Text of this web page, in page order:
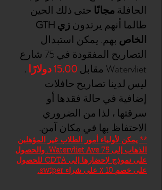
الحافلة مجانًا حتى ذلك الحين
طالما أنهم يرتدون
زي GTH
الخاص بهم. يمكن استبدال
التصاريح المفقودة في 75 شارع
Watervliet مقابل
15.00 دولارًا
.
ليس لدينا تصاريح حافلات
إضافية في حالة فقدها أو
سرقتها ، لذا من الضروري
الاحتفاظ بها في مكان آمن.
** يمكن لأولياء أمور الطلاب غير المؤهلين
الذهاب إلى 75 Watervliet Ave. والحصول
على نموذج لإحضارها إلى CDTA للحصول
على خصم 10 ٪ على شراء swiper.